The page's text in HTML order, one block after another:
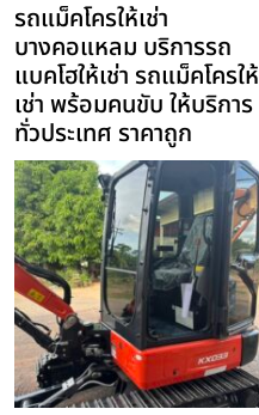
รถแม็คโครให้เช่า
บางคอแหลม บริการรถ
แบคโฮให้เช่า รถแม็คโครให้
เช่า พร้อมคนขับ ให้บริการ
ทั่วประเทศ ราคาถูก